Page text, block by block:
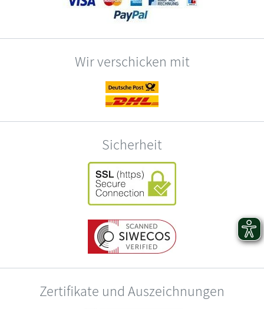
Wir verschicken mit
Sicherheit
Zertifikate und Auszeichnungen